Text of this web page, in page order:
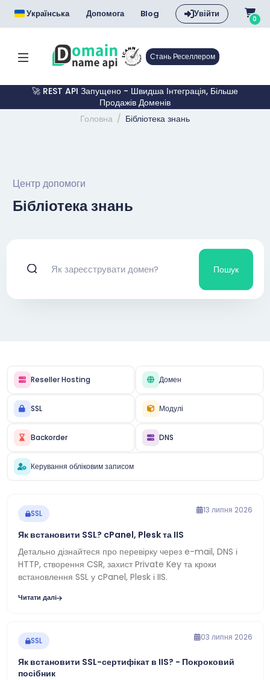
Українська Допомога Blog Увійти 0
Стань Реселлером
🚀 REST API Запущено - Швидша Інтеграція, Більше
Продажів Доменів
Головна
Бібліотека знань
Центр допомоги
Бібліотека знань
Пошук
Reseller Hosting Домен
SSL Модулі
Backorder DNS
Керування обліковим записом
SSL 13 липня 2026
Як встановити SSL? cPanel, Plesk та IIS
Детально дізнайтеся про перевірку через e-mail, DNS і
HTTP, створення CSR, захист Private Key та кроки
встановлення SSL у cPanel, Plesk і IIS.
Читати далі
SSL 03 липня 2026
Як встановити SSL-сертифікат в IIS? - Покроковий
посібник